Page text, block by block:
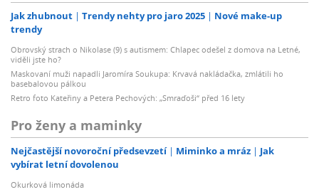
Jak zhubnout Trendy nehty pro jaro 2025
Nové make-up
trendy
Obrovský strach o Nikolase (9) s autismem: Chlapec odešel z domova na Letné,
viděli jste ho?
Maskovaní muži napadli Jaromíra Soukupa: Krvavá nakládačka, zmlátili ho
basebalovou pálkou
Retro foto Kateřiny a Petera Pechových: „Smraďoši“ před 16 lety
Pro ženy a maminky
Nejčastější novoroční předsevzetí Miminko a mráz
Jak
vybírat letní dovolenou
Okurková limonáda